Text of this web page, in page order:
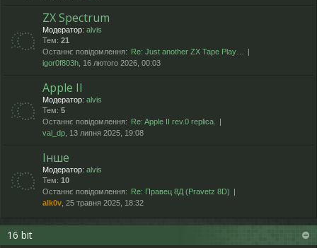
ZX Spectrum
Модератор: alvis
Тем: 21
Останнє повідомлення:
Re: Just another ZX Tape Play…
igor0f803h , 16 лютого 2026, 00:03
Apple II
Модератор: alvis
Тем: 5
Останнє повідомлення:
Re: Apple II rev.0 replica.
val_dp , 13 липня 2025, 19:08
Інше
Модератор: alvis
Тем: 10
Останнє повідомлення:
Re: Правец 8Д (Pravetz 8D)
alk0v , 25 травня 2025, 18:32
16 bit